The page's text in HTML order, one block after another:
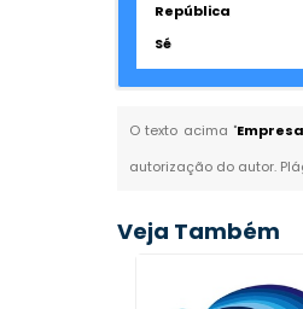
República
Sé
O texto acima "
autorização do autor.
Veja Também